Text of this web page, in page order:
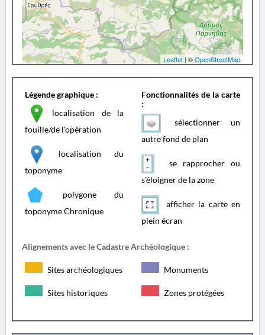
Leaflet | ©OpenStreetMap
Légende graphique :
localisation de la
fouille/de l'opération
localisation du
toponyme
polygone du
toponyme Chronique
Fonctionnalités de la carte
:
sélectionner un
autre fond de plan
se rapprocher ou
s'éloigner de la zone
afficher la carte en
plein écran
Alignements avec le Cadastre Archéologique :
Sites archéologiques Monuments
Sites historiques Zones protégées